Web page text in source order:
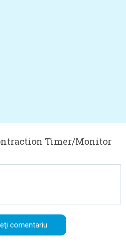
Timer/Monitor